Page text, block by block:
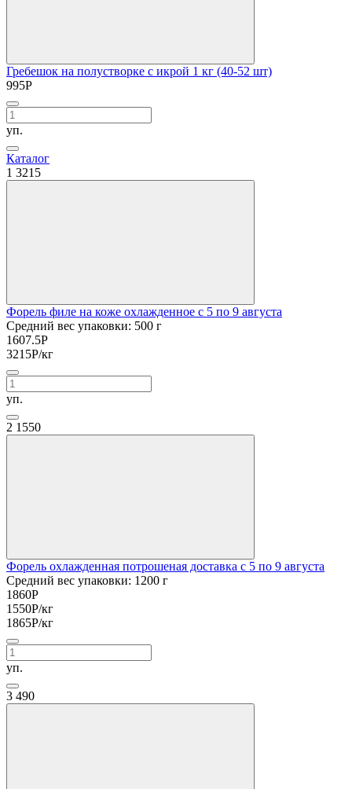
Гребешок на полустворке с икрой 1 кг (40-52 шт)
995Р
уп.
Каталог
1 3215
Форель филе на коже охлажденное с 5 по 9 августа
Средний вес упаковки: 500 г
1607.5Р
3215Р/кг
уп.
2 1550
Форель охлажденная потрошеная доставка с 5 по 9 августа
Средний вес упаковки: 1200 г
1860Р
1550Р/кг
1865Р/кг
уп.
3 490